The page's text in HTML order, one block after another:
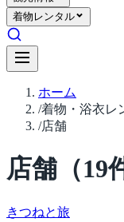
着物レンタル
ホーム
/着物・浴衣レ
/店舗
店舗 （19
きつねと旅